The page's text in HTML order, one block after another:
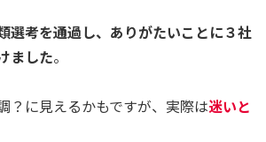
選考を通過し、ありがたいことに３社
ました。
？に見えるかもですが、実際は迷いと